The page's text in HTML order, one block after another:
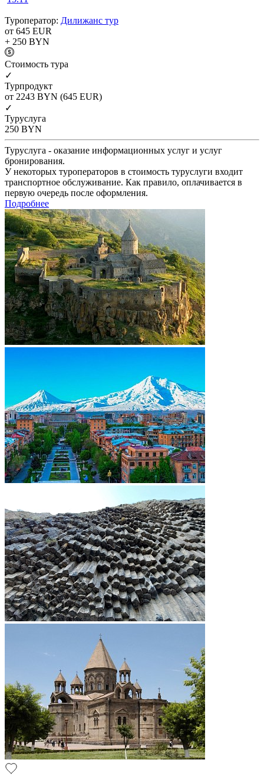
Туроператор: Дилижанс тур
от 645 EUR
+ 250 BYN
Cтоимость тура
✓
Турпродукт
от 2243 BYN (645 EUR)
✓
Туруслуга
250 BYN
Туруслуга - оказание информационных услуг и услуг
бронирования.
У некоторых туроператоров в стоимость туруслуги входит
транспортное обслуживание. Как правило, оплачивается в
первую очередь после оформления.
Подробнее